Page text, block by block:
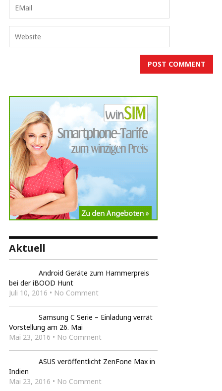
Aktuell
Android Geräte zum Hammerpreis
bei der iBOOD Hunt
Juli 10, 2016 • No Comment
Samsung C Serie – Einladung verrät
Vorstellung am 26. Mai
Mai 23, 2016 • No Comment
ASUS veröffentlicht ZenFone Max in
Indien
Mai 23, 2016 • No Comment